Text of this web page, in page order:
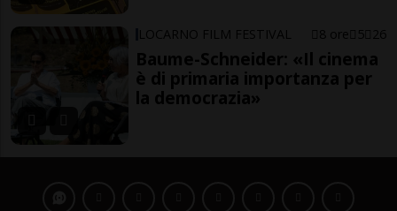
LOCARNO FILM FESTIVAL 8 ore 5 26
Baume-Schneider: «Il cinema
è di primaria importanza per
la democrazia»